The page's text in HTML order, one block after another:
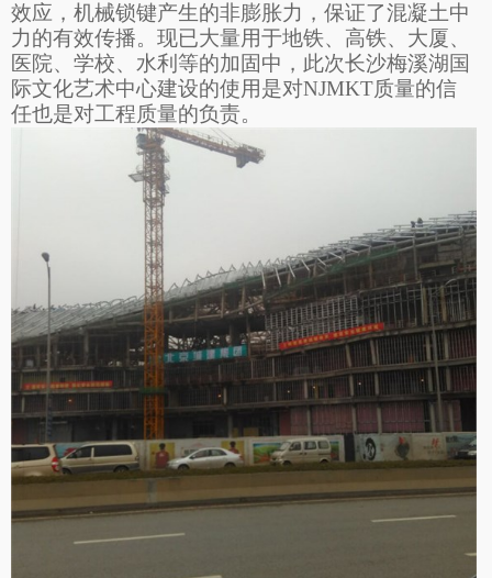
效应，机械锁键产生的非膨胀力，保证了混凝土中
力的有效传播。现已大量用于地铁、高铁、大厦、
医院、学校、水利等的加固中，此次长沙梅溪湖国
际文化艺术中心建设的使用是对NJMKT质量的信
任也是对工程质量的负责。